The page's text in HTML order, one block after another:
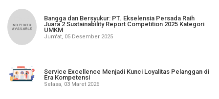
Bangga dan Bersyukur: PT. Ekselensia Persada Raih
Juara 2 Sustainability Report Competition 2025 Kategori
UMKM
Jum'at, 05 Desember 2025
Service Excellence Menjadi Kunci Loyalitas Pelanggan di
Era Kompetensi
Selasa, 03 Maret 2026